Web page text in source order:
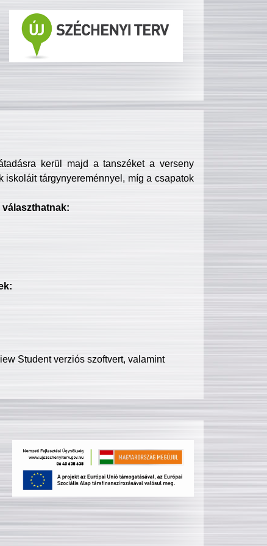
kerül majd a tanszéket a verseny
iskoláit tárgynyereménnyel, míg a csapatok
Student verziós szoftvert, valamint